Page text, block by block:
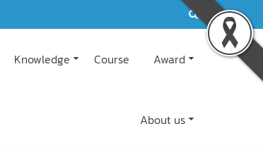
Knowledge Course Award
About us